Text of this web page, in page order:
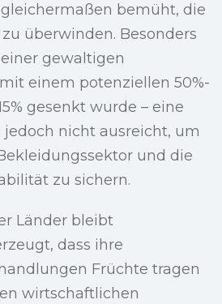
bemüht, die
überwinden. Besonders
gewaltigen
einem potenziellen 50%-
gesenkt wurde – eine
nicht ausreicht, um
und die
zu sichern.
Länder bleibt
dass ihre
Früchte tragen
wirtschaftlichen